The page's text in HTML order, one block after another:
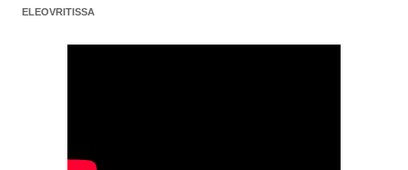
ELEOVRITISSA